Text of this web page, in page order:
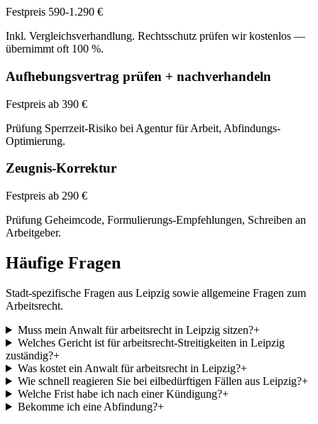
Festpreis 590-1.290 €
Inkl. Vergleichsverhandlung. Rechtsschutz prüfen wir kostenlos —
übernimmt oft 100 %.
Aufhebungsvertrag prüfen + nachverhandeln
Festpreis ab 390 €
Prüfung Sperrzeit-Risiko bei Agentur für Arbeit, Abfindungs-
Optimierung.
Zeugnis-Korrektur
Festpreis ab 290 €
Prüfung Geheimcode, Formulierungs-Empfehlungen, Schreiben an
Arbeitgeber.
Häufige Fragen
Stadt-spezifische Fragen aus Leipzig sowie allgemeine Fragen zum
Arbeitsrecht.
Muss mein Anwalt für arbeitsrecht in Leipzig sitzen?+
Welches Gericht ist für arbeitsrecht-Streitigkeiten in Leipzig
zuständig?+
Was kostet ein Anwalt für arbeitsrecht in Leipzig?+
Wie schnell reagieren Sie bei eilbedürftigen Fällen aus Leipzig?+
Welche Frist habe ich nach einer Kündigung?+
Bekomme ich eine Abfindung?+